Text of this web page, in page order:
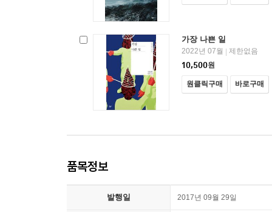
가장 나쁜 일
2022년 07월 | 제한없음
10,500원
원클릭구매 바로구매
품목정보
발행일 2017년 09월 29일